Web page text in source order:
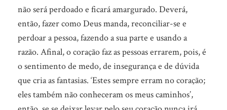
não será perdoado e ficará amargurado. Deverá,
então, fazer como Deus manda, reconciliar-se e
perdoar a pessoa, fazendo a sua parte e usando a
razão. Afinal, o coração faz as pessoas errarem, pois, é
o sentimento de medo, de insegurança e de dúvida
que cria as fantasias. ‘Estes sempre erram no coração;
eles também não conheceram os meus caminhos’,